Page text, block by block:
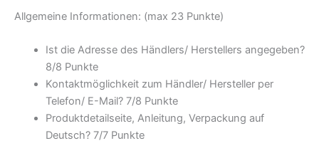
Allgemeine Informationen: (max 23 Punkte)
Ist die Adresse des Händlers/ Herstellers angegeben?
8/8 Punkte
Kontaktmöglichkeit zum Händler/ Hersteller per
Telefon/ E-Mail? 7/8 Punkte
Produktdetailseite, Anleitung, Verpackung auf
Deutsch? 7/7 Punkte